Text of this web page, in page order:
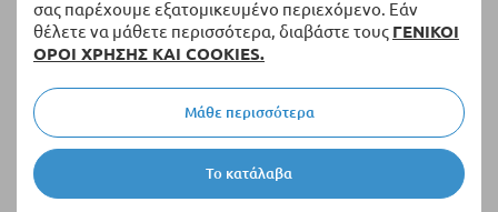
σας παρέχουμε εξατομικευμένο περιεχόμενο. Εάν
θέλετε να μάθετε περισσότερα, διαβάστε τους ΓΕΝΙΚΟΙ
ΟΡΟΙ ΧΡΗΣΗΣ ΚΑΙ COOKIES.
Το κατάλαβα
Μάθε περισσότερα
Η Βαθμολογία σας
1
star
2
stars
3
stars
4
stars
5
stars
Ονοματεπώνυμο